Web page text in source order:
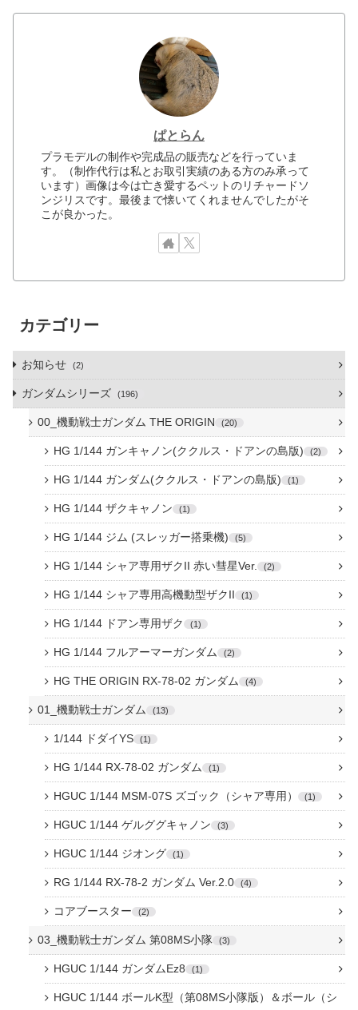
ぱとらん
プラモデルの制作や完成品の販売などを行っていま
す。（制作代行は私とお取引実績のある方のみ承って
います）画像は今は亡き愛するペットのリチャードソ
ンジリスです。最後まで懐いてくれませんでしたがそ
こが良かった。
カテゴリー
お知らせ 2
ガンダムシリーズ 196
00_機動戦士ガンダム THE ORIGIN 20
HG 1/144 ガンキャノン(ククルス・ドアンの島版) 2
HG 1/144 ガンダム(ククルス・ドアンの島版) 1
HG 1/144 ザクキャノン 1
HG 1/144 ジム (スレッガー搭乗機) 5
HG 1/144 シャア専用ザクII 赤い彗星Ver. 2
HG 1/144 シャア専用高機動型ザクII 1
HG 1/144 ドアン専用ザク 1
HG 1/144 フルアーマーガンダム 2
HG THE ORIGIN RX-78-02 ガンダム 4
01_機動戦士ガンダム 13
1/144 ドダイYS 1
HG 1/144 RX-78-02 ガンダム 1
HGUC 1/144 MSM-07S ズゴック（シャア専用） 1
HGUC 1/144 ゲルググキャノン 3
HGUC 1/144 ジオング 1
RG 1/144 RX-78-2 ガンダム Ver.2.0 4
コアブースター 2
03_機動戦士ガンダム 第08MS小隊 3
HGUC 1/144 ガンダムEz8 1
HGUC 1/144 ボールK型（第08MS小隊版）＆ボール（シ